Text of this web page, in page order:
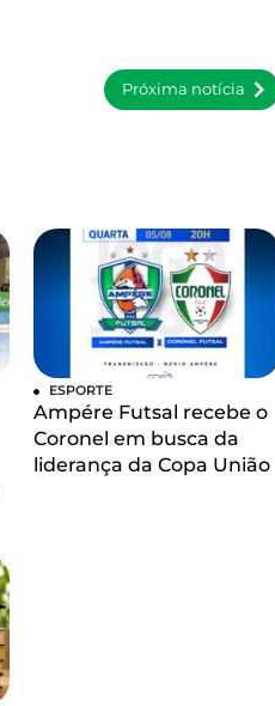
Próxima notícia
ESPORTE
Ampére Futsal recebe o
Coronel em busca da
liderança da Copa União